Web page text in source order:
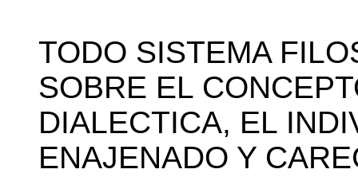
TODO SISTEMA
SOBRE EL
DIALECTICA, EL
ENAJENADO Y